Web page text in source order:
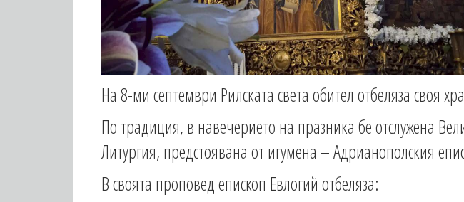
На 8-ми септември Рилската света обител отбеляза своя
По традиция, в навечерието на празника бе отслужена
Литургия, предстоявана от игумена – Адрианополския
В своята проповед епископ Евлогий отбеляза: